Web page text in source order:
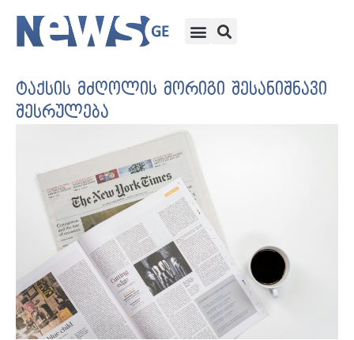
ტაქსის მძღოლის მორიგი შესანიშნავი
შესრულება